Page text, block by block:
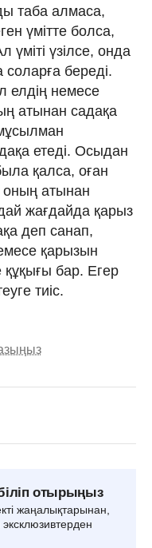
таба алмаса,
үмітте болса,
үміті үзілсе, онда
соларға береді.
елдің немесе
атынан садақа
етеді. Осыдан
қалса, оған
оның атынан
жағдайда қарыз
деп санап,
қарызын
құқығы бар. Егер
тиіс.
отырыңыз
жаңалықтарынан,